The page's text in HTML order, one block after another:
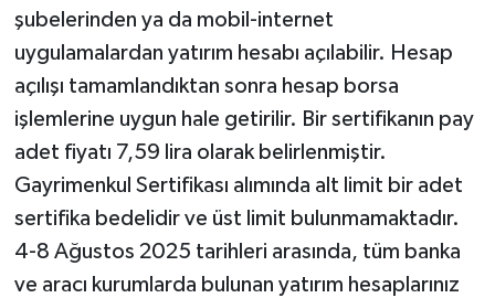
şubelerinden ya da mobil-internet
uygulamalardan yatırım hesabı açılabilir. Hesap
açılışı tamamlandıktan sonra hesap borsa
işlemlerine uygun hale getirilir. Bir sertifikanın pay
adet fiyatı 7,59 lira olarak belirlenmiştir.
Gayrimenkul Sertifikası alımında alt limit bir adet
sertifika bedelidir ve üst limit bulunmamaktadır.
4-8 Ağustos 2025 tarihleri arasında, tüm banka
ve aracı kurumlarda bulunan yatırım hesaplarınız